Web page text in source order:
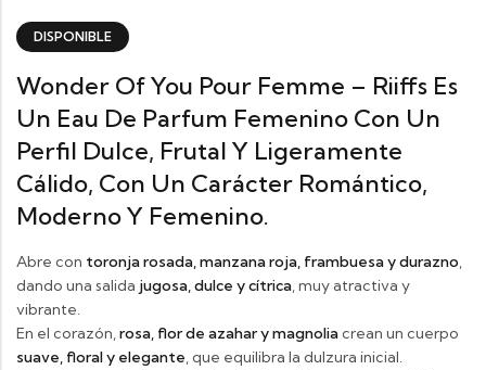
DISPONIBLE
Wonder Of You Pour Femme – Riiffs Es
Un Eau De Parfum Femenino Con Un
Perfil Dulce, Frutal Y Ligeramente
Cálido, Con Un Carácter Romántico,
Moderno Y Femenino.
Abre con toronja rosada, manzana roja, frambuesa y durazno,
dando una salida jugosa, dulce y cítrica, muy atractiva y
vibrante.
En el corazón,rosa, flor de azahar y magnoliacrean un cuerpo
suave, floral y elegante, que equilibra la dulzura inicial.